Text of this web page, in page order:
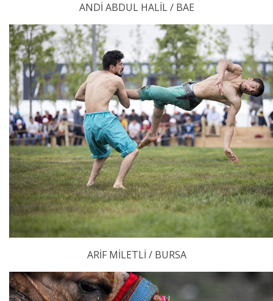
ANDİ ABDUL HALİL / BAE
ARİF MİLETLİ / BURSA